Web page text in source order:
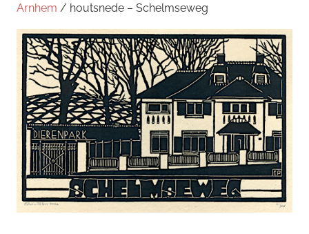
Arnhem / houtsnede – Schelmseweg